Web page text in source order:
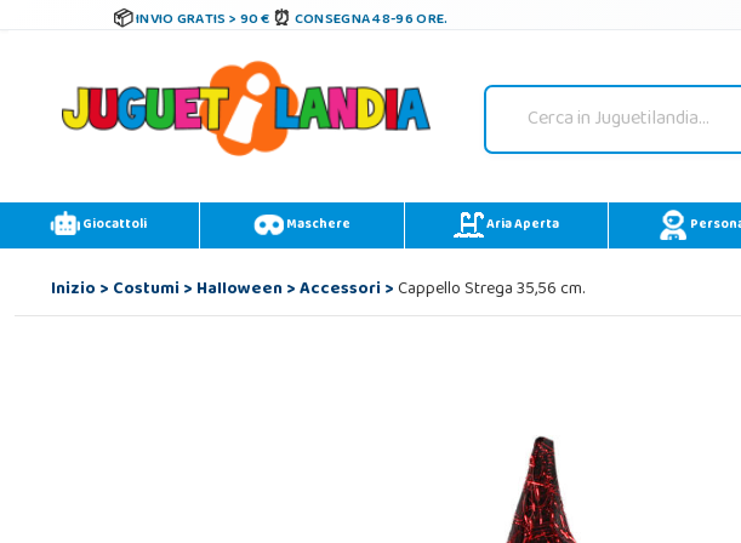
INVIO GRATIS > 90 € CONSEGNA 48-96 ORE.
Giocattoli Maschere Aria Aperta
Inizio>Costumi>Halloween>Accessori>Cappello Strega 35,56 cm.